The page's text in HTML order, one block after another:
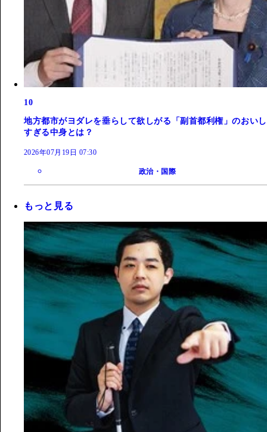
10
地方都市がヨダレを垂らして欲しがる「副首都利権」のおいし
すぎる中身とは？
2026年07月19日 07:30
政治・国際
もっと見る